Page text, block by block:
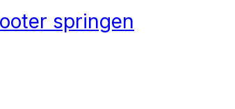
springen